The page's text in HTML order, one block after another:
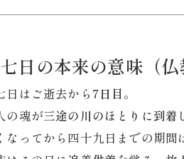
日の本来の意味（仏
日はご逝去から 7日目。
の魂が三途の川のほとりに到着
なってから四十九日までの期間